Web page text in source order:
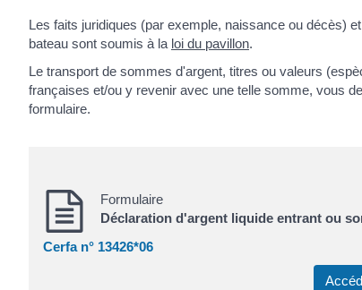
Les faits juridiques (par exemple, naissance ou décès)
bateau sont soumis à la loi du pavillon.
Le transport de sommes d'argent, titres ou valeurs
françaises et/ou y revenir avec une telle somme, vous
formulaire.
Formulaire
Déclaration d'argent liquide entrant ou
Cerfa n° 13426*06